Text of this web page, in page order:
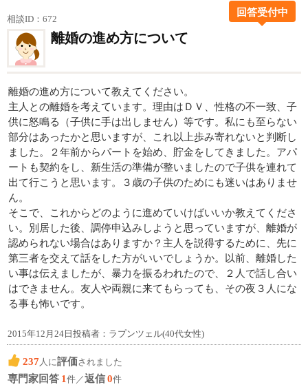
相談ID：672
回答受付中
離婚の進め方について
離婚の進め方について教えてください。
主人との離婚を考えています。理由はＤＶ、性格の不一致、子
供に怒鳴る（子供に手は出しません）等です。私にも至らない
部分はあったかと思いますが、これ以上歩み寄れないと判断し
ました。２年前からパートを始め、貯金をしてきました。アパ
ートも契約をし、新生活の準備が整いましたので子供を連れて
出て行こうと思います。３歳の子供のためにも迷いはありませ
ん。
そこで、これからどのように進めていけばいいか教えてくださ
い。別居した後、調停申込みしようと思っていますが、離婚が
認められない場合はありますか？主人を説得するために、先に
第三者を交えて話をした方がいいでしょうか。以前、離婚した
い事は伝えましたが、暴力を振るわれたので、２人で話し合い
はできません。友人や両親に来てもらっても、その夜３人にな
る事も怖いです。
2015年12月24日投稿者：ラプンツェル(40代女性)
237人に評価されました
専門家回答 1件／返信0件